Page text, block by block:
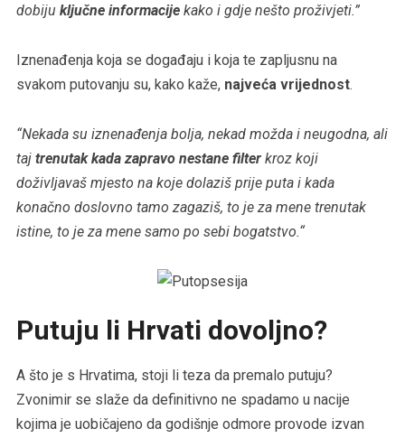
dobiju ključne informacijekako i gdje nešto proživjeti.”
Iznenađenja koja se događaju i koja te zapljusnu na
svakom putovanju su, kako kaže, najveća vrijednost.
“Nekada su iznenađenja bolja, nekad možda i neugodna, ali
taj trenutak kada zapravo nestane filterkroz koji
doživljavaš mjesto na koje dolaziš prije puta i kada
konačno doslovno tamo zagaziš, to je za mene trenutak
istine, to je za mene samo po sebi bogatstvo.“
Putuju li Hrvati dovoljno?
A što je s Hrvatima, stoji li teza da premalo putuju?
Zvonimir se slaže da definitivno ne spadamo u nacije
kojima je uobičajeno da godišnje odmore provode izvan